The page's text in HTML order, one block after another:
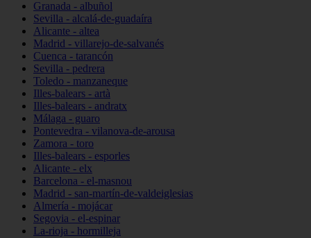
Granada - albuñol
Sevilla - alcalá-de-guadaíra
Alicante - altea
Madrid - villarejo-de-salvanés
Cuenca - tarancón
Sevilla - pedrera
Toledo - manzaneque
Illes-balears - artà
Illes-balears - andratx
Málaga - guaro
Pontevedra - vilanova-de-arousa
Zamora - toro
Illes-balears - esporles
Alicante - elx
Barcelona - el-masnou
Madrid - san-martín-de-valdeiglesias
Almería - mojácar
Segovia - el-espinar
La-rioja - hormilleja